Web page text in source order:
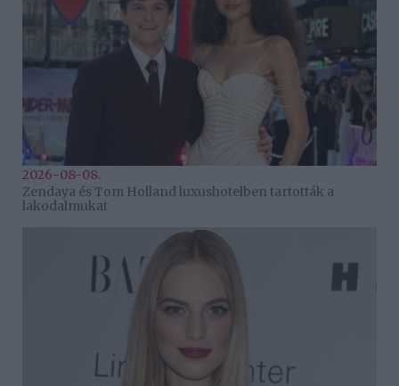
2026-08-08.
Zendaya és Tom Holland luxushotelben tartották a
lakodalmukat